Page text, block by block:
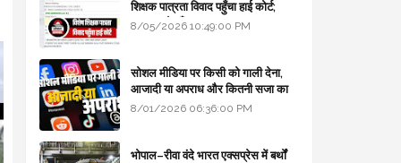
शिक्षक पात्रता विवाद पहुँचा हाई कोर्ट;
सरकार से माँगा जवाब
8/05/2026 10:49:00 PM
सोशल मीडिया पर किसी को गाली देना,
आजादी या अपराध और कितनी सजा का
प्रावधान - free legal advice
8/01/2026 06:36:00 PM
भोपाल–रीवा वंदे भारत एक्सप्रेस में बर्थों